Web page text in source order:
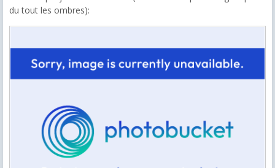
du tout les ombres):